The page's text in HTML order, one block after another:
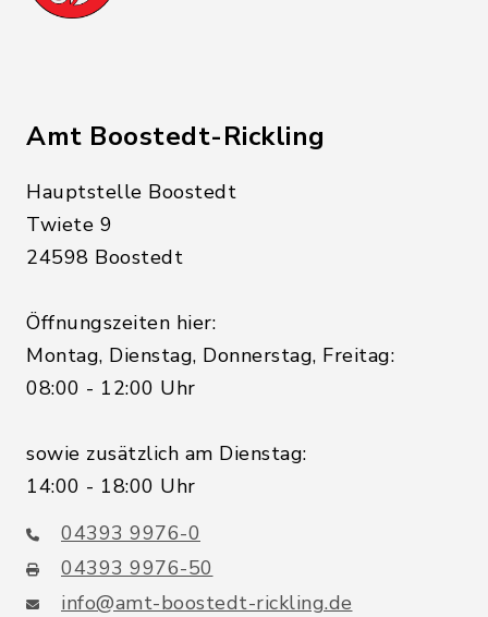
Amt Boostedt-Rickling
Hauptstelle Boostedt
Twiete 9
24598 Boostedt
Öffnungszeiten hier:
Montag, Dienstag, Donnerstag, Freitag:
08:00 - 12:00 Uhr
sowie zusätzlich am Dienstag:
14:00 - 18:00 Uhr
04393 9976-0
04393 9976-50
info@amt-boostedt-rickling.de